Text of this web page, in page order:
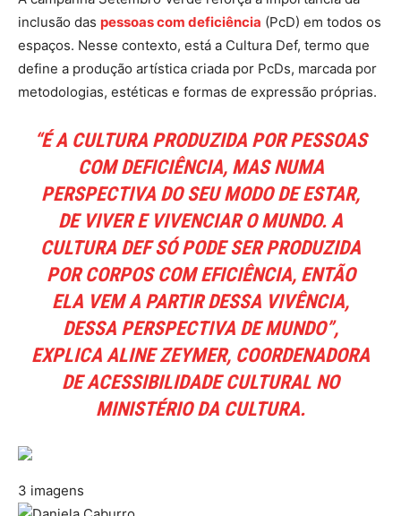
inclusão das pessoas com deficiência (PcD) em todos os
espaços. Nesse contexto, está a Cultura Def, termo que
define a produção artística criada por PcDs, marcada por
metodologias, estéticas e formas de expressão próprias.
“É A CULTURA PRODUZIDA POR PESSOAS
COM DEFICIÊNCIA, MAS NUMA
PERSPECTIVA DO SEU MODO DE ESTAR,
DE VIVER E VIVENCIAR O MUNDO. A
CULTURA DEF SÓ PODE SER PRODUZIDA
POR CORPOS COM EFICIÊNCIA, ENTÃO
ELA VEM A PARTIR DESSA VIVÊNCIA,
DESSA PERSPECTIVA DE MUNDO”,
EXPLICA ALINE ZEYMER, COORDENADORA
DE ACESSIBILIDADE CULTURAL NO
MINISTÉRIO DA CULTURA.
3 imagens